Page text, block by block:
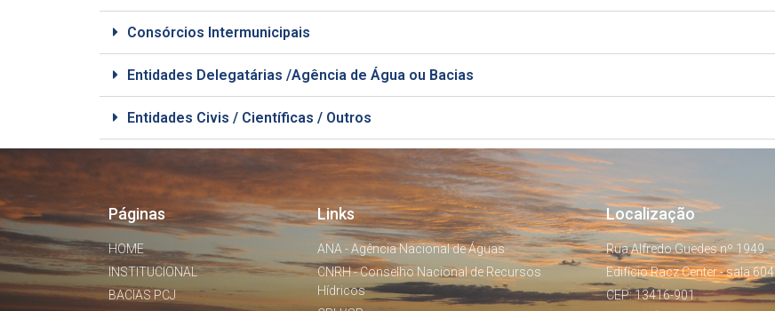
Consórcios Intermunicipais
Entidades Delegatárias /Agência de Água ou Bacias
Entidades Civis / Científicas / Outros
Páginas
HOME
INSTITUCIONAL
BACIAS PCJ
Links
ANA - Agência Nacional de Águas
CNRH - Conselho Nacional de Recursos
Hídricos
Localização
Rua Alfredo Guedes nº 1949
Edifício Racz Center - sala 604
CEP: 13416-901